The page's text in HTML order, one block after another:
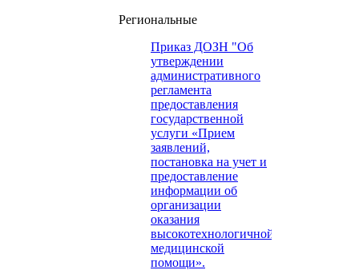
Региональные
Приказ ДОЗН "Об
утверждении
административного
регламента
предоставления
государственной
услуги «Прием
заявлений,
постановка на учет и
предоставление
информации об
организации
оказания
высокотехнологичной
медицинской
помощи».